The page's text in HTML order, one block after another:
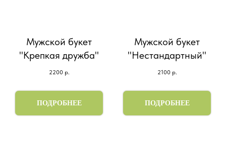
Мужской букет
"Крепкая дружба"
2200 р.
ПОДРОБНЕЕ
Мужской букет
"Нестандартный"
2100 р.
ПОДРОБНЕЕ